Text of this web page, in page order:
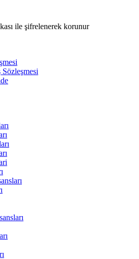
ile şifrelenerek korunur
Sözleşmesi